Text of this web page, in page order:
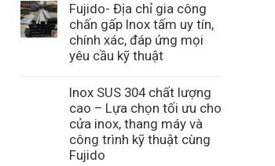
Fujido- Địa chỉ gia công
chấn gấp Inox tấm uy tín,
chính xác, đáp ứng mọi
yêu cầu kỹ thuật
Inox SUS 304 chất lượng
cao – Lựa chọn tối ưu cho
cửa inox, thang máy và
công trình kỹ thuật cùng
Fujido